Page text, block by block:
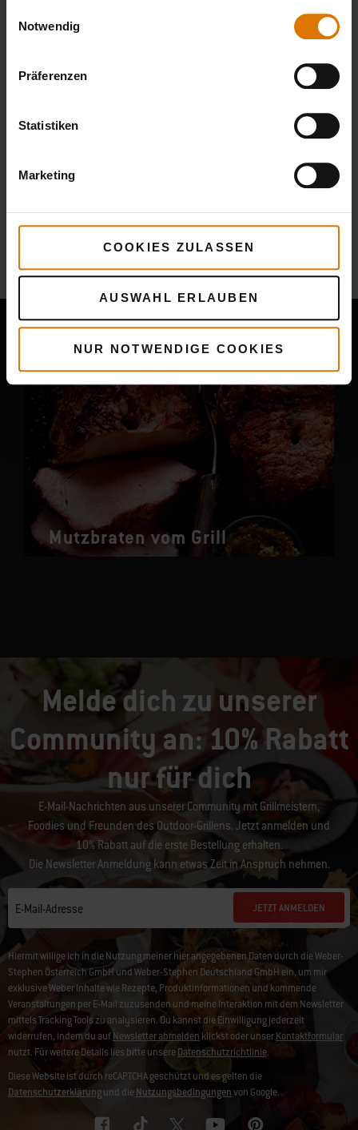
Notwendig
Präferenzen
Statistiken
Marketing
COOKIES ZULASSEN
AUSWAHL ERLAUBEN
NUR NOTWENDIGE COOKIES
MehrRezepte
Das könnte dir auch gefallen
Mutzbraten vom Grill
Melde dich zu unserer
Community an: 10% Rabatt
nur für dich
E-Mail-Nachrichten aus unserer Community mit Grillmeistern,
Foodies und Freunden des Outdoor-Grillens. Jetzt anmelden und
10% Rabatt auf die erste Bestellung erhalten.
Die Newsletter Anmeldung kann etwas Zeit in Anspruch nehmen.
E-Mail-Adresse JETZT ANMELDEN
Hiermit willige ich in die Nutzung meiner hier angegebenen Daten durch die Weber-
Stephen Österreich GmbH und Weber-Stephen Deutschland GmbH ein, um mir
exklusive Weber Inhalte wie Rezepte, Produktinformationen und kommende
Veranstaltungen per E-Mail zuzusenden und meine Interaktion mit dem Newsletter
mittels Tracking Tools zu analysieren. Du kannst die Einwilligung jederzeit
widerrufen, indem du aufNewsletter abmelden klickst oder unserKontaktformular
nutzt. Für weitere Details lies bitte unsereDatenschutzrichtlinie.
Diese Website ist durch reCAPTCHA geschützt und es gelten die
Datenschutzerklärungund dieNutzungsbedingungenvon Google.